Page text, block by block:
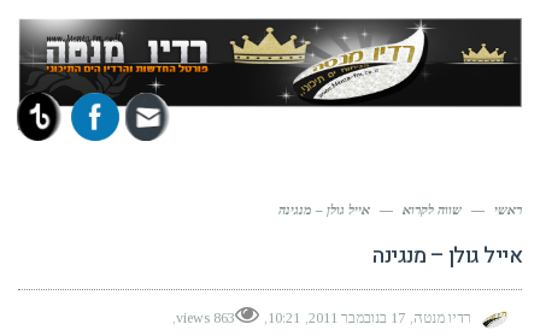
ראשי — שווה לקרוא — אייל גולן – מנגינה
אייל גולן – מנגינה
רדיו מנטה 17 בנובמבר 2011 10:21
863 views